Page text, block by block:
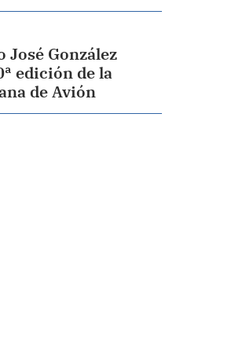
José González
edición de la
de Avión